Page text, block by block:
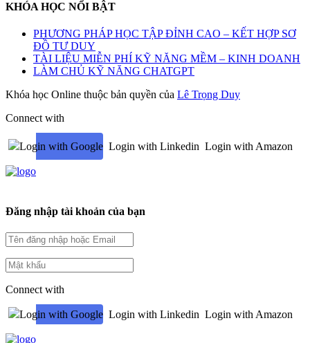
KHÓA HỌC NỔI BẬT
PHƯƠNG PHÁP HỌC TẬP ĐỈNH CAO – KẾT HỢP SƠ
ĐỒ TƯ DUY
TÀI LIỆU MIỄN PHÍ KỸ NĂNG MỀM – KINH DOANH
LÀM CHỦ KỸ NĂNG CHATGPT
Khóa học Online thuộc bản quyền của Lê Trọng Duy
Connect with
Login with Google Login with Linkedin Login with Amazon
Đăng nhập tài khoản của bạn
Connect with
Login with Google Login with Linkedin Login with Amazon